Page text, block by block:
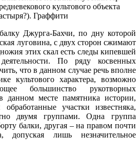
Джурга-Бахчи, по дну которой
луговина, с двух сторон сжимают
этих скал есть следы кипевшей
По ряду косвенных
что в данном случае речь вполне
культового характера, возможно
большинство рукотворных
данном месте памятника истории,
участки известняка,
двумя группами. Одна группа
балки, другая – на правом почти
допуская лишь незначительное